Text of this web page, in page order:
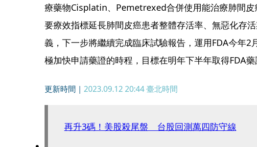
療藥物Cisplatin、Pemetrexed合併使用能治療肺間皮
要療效指標延長肺間皮癌患者整體存活率、無惡化存
義，下一步將繼續完成臨床試驗報告，運用FDA今年2
極加快申請藥證的時程，目標在明年下半年取得FDA藥
更新時間｜ 2023.09.12 20:44臺北時間
再升3碼！美股殺尾盤 台股回測萬四防守線